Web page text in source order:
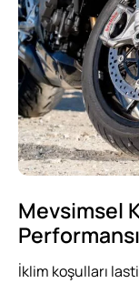
Mevsimsel
Performansı
İklim koşulları